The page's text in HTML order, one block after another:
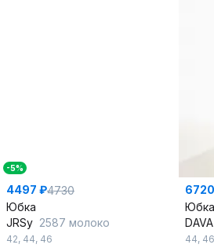
-5%
4497 ₽4730
Юбка
JRSy 2587 молоко
42, 44, 46
Юбка
DAVA
44, 46